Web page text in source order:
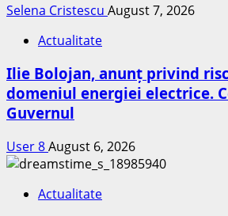
Selena Cristescu August 7, 2026
Actualitate
Ilie Bolojan, anunț privind
domeniul energiei electrice.
Guvernul
User 8August 6, 2026
Actualitate